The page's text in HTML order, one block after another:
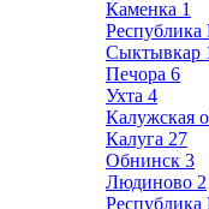
Каменка 1
Сыктывкар
Печора 6
Ухта 4
Калужская
Калуга 27
Обнинск 3
Людиново 2